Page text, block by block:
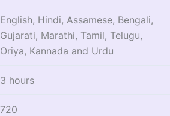
English, Hindi, Assamese, Bengali,
Gujarati, Marathi, Tamil, Telugu,
Oriya, Kannada and Urdu
3 hours
720